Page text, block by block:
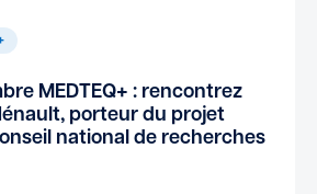
MEDTEQ+ : rencontrez
porteur du projet
national de recherches